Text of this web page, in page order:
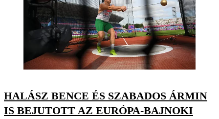
HALÁSZ BENCE ÉS SZABADOS ÁRMIN
IS BEJUTOTT AZ EURÓPA-BAJNOKI